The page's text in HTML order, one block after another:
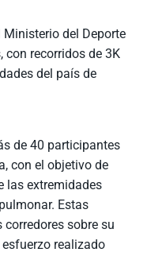
del Deporte
con recorridos de 3K
del país de
de 40 participantes
con el objetivo de
las extremidades
Estas
sobre su
realizado